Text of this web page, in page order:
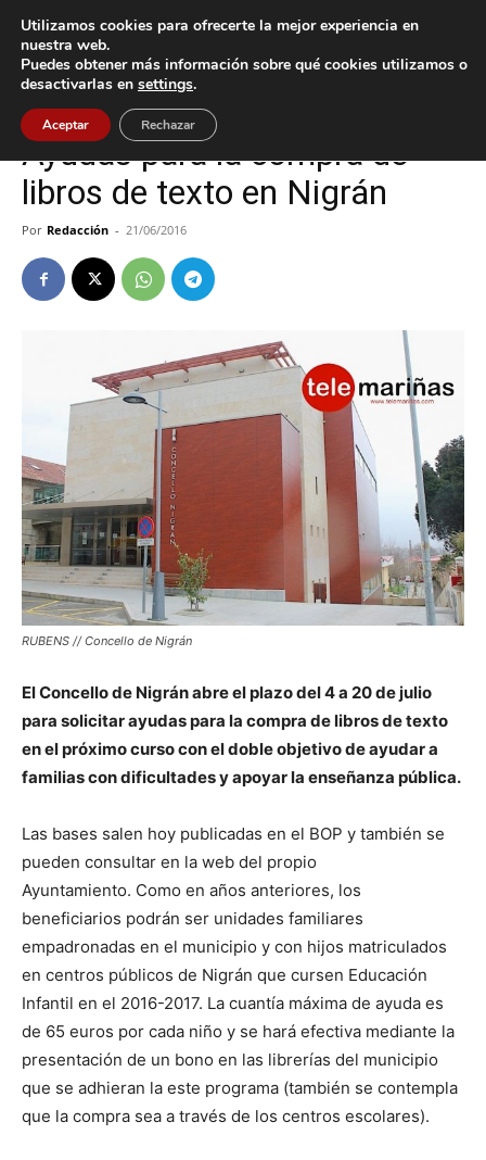
Inicio Nigrán
Nigrán
Ayudas para la compra de
libros de texto en Nigrán
Por Redacción - 21/06/2016
RUBENS // Concello de Nigrán
El Concello de Nigrán abre el plazo del 4 a 20 de julio
para solicitar ayudas para la compra de libros de texto
en el próximo curso con el doble objetivo de ayudar a
familias con dificultades y apoyar la enseñanza pública.
Las bases salen hoy publicadas en el BOP y también se
pueden consultar en la web del propio
Ayuntamiento. Como en años anteriores, los
beneficiarios podrán ser unidades familiares
empadronadas en el municipio y con hijos matriculados
en centros públicos de Nigrán que cursen Educación
Infantil en el 2016-2017. La cuantía máxima de ayuda es
de 65 euros por cada niño y se hará efectiva mediante la
presentación de un bono en las librerías del municipio
que se adhieran la este programa (también se contempla
que la compra sea a través de los centros escolares).
Utilizamos cookies para ofrecerte la mejor experiencia en
nuestra web.
Puedes obtener más información sobre qué cookies utilizamos o
desactivarlas en settings.
Aceptar Rechazar